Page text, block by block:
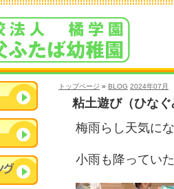
トップページ » BLOG 2024年07月
粘土遊び（ひなぐ
梅雨らし天気に
小雨も降ってい